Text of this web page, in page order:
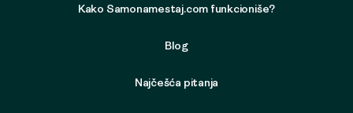
Kako Samonamestaj.com funkcioniše?
Blog
Najčešća pitanja